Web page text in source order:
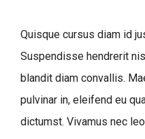
Quisque cursus diam id
Suspendisse hendrerit
blandit diam convallis.
pulvinar in, eleifend eu
dictumst. Vivamus nec